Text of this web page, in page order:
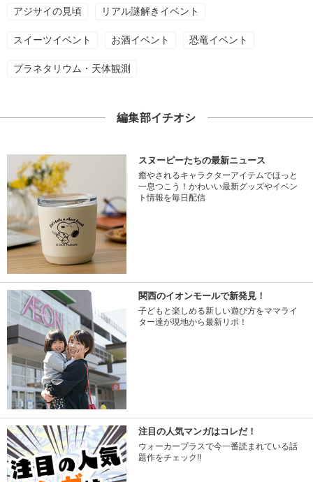
アジサイの見頃 リアル謎解きイベント
スイーツイベント お酒イベント 恐竜イベント
プラネタリウム・天体観測
編集部イチオシ
スヌーピーたちの最新ニュース
癒やされるキャラクターアイテムでほっと
一息つこう！かわいい最新グッズやイベン
ト情報を毎日配信
関西のイオンモールで新発見！
子どもと楽しめる新しい遊び方をママライ
ター達が現地から最新リポ！
注目の人気マンガはコレだ！
ウォーカープラスで今一番読まれている話
題作をチェック!!